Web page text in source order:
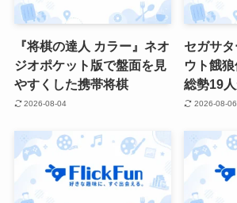
『将棋の達人 カラー』ネオ
ジオポケット版で盤面を見
やすくした携帯将棋
2026-08-04
セガサ
ウト餓狼
総勢19
2026-08-06